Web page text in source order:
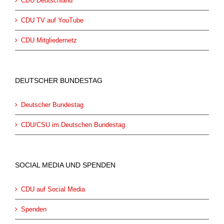
CDU TV auf YouTube
CDU Mitgliedernetz
DEUTSCHER BUNDESTAG
Deutscher Bundestag
CDU/CSU im Deutschen Bundestag
SOCIAL MEDIA UND SPENDEN
CDU auf Social Media
Spenden